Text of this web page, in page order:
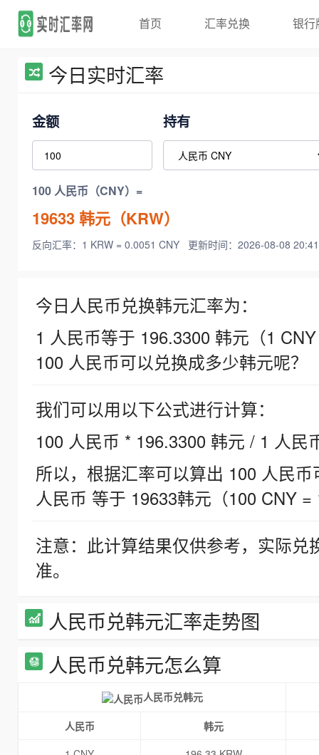
首页 汇率兑换 银行
今日实时汇率
金额 持有
100 人民币（CNY）=
19633韩元（KRW）
反向汇率：1 KRW = 0.0051 CNY 更新时间：2026-08-08
今日人民币兑换韩元汇率为：
1 人民币等于 196.3300 韩元（1
100 人民币可以兑换成多少韩元呢？
我们可以用以下公式进行计算：
100 人民币 * 196.3300 韩元 / 1 人民
所以，根据汇率可以算出 100 人民
人民币 等于 19633韩元（100 CNY =
注意：此计算结果仅供参考，实际
准。
人民币兑韩元汇率走势图
人民币兑韩元怎么算
人民币兑韩元
人民币
韩元